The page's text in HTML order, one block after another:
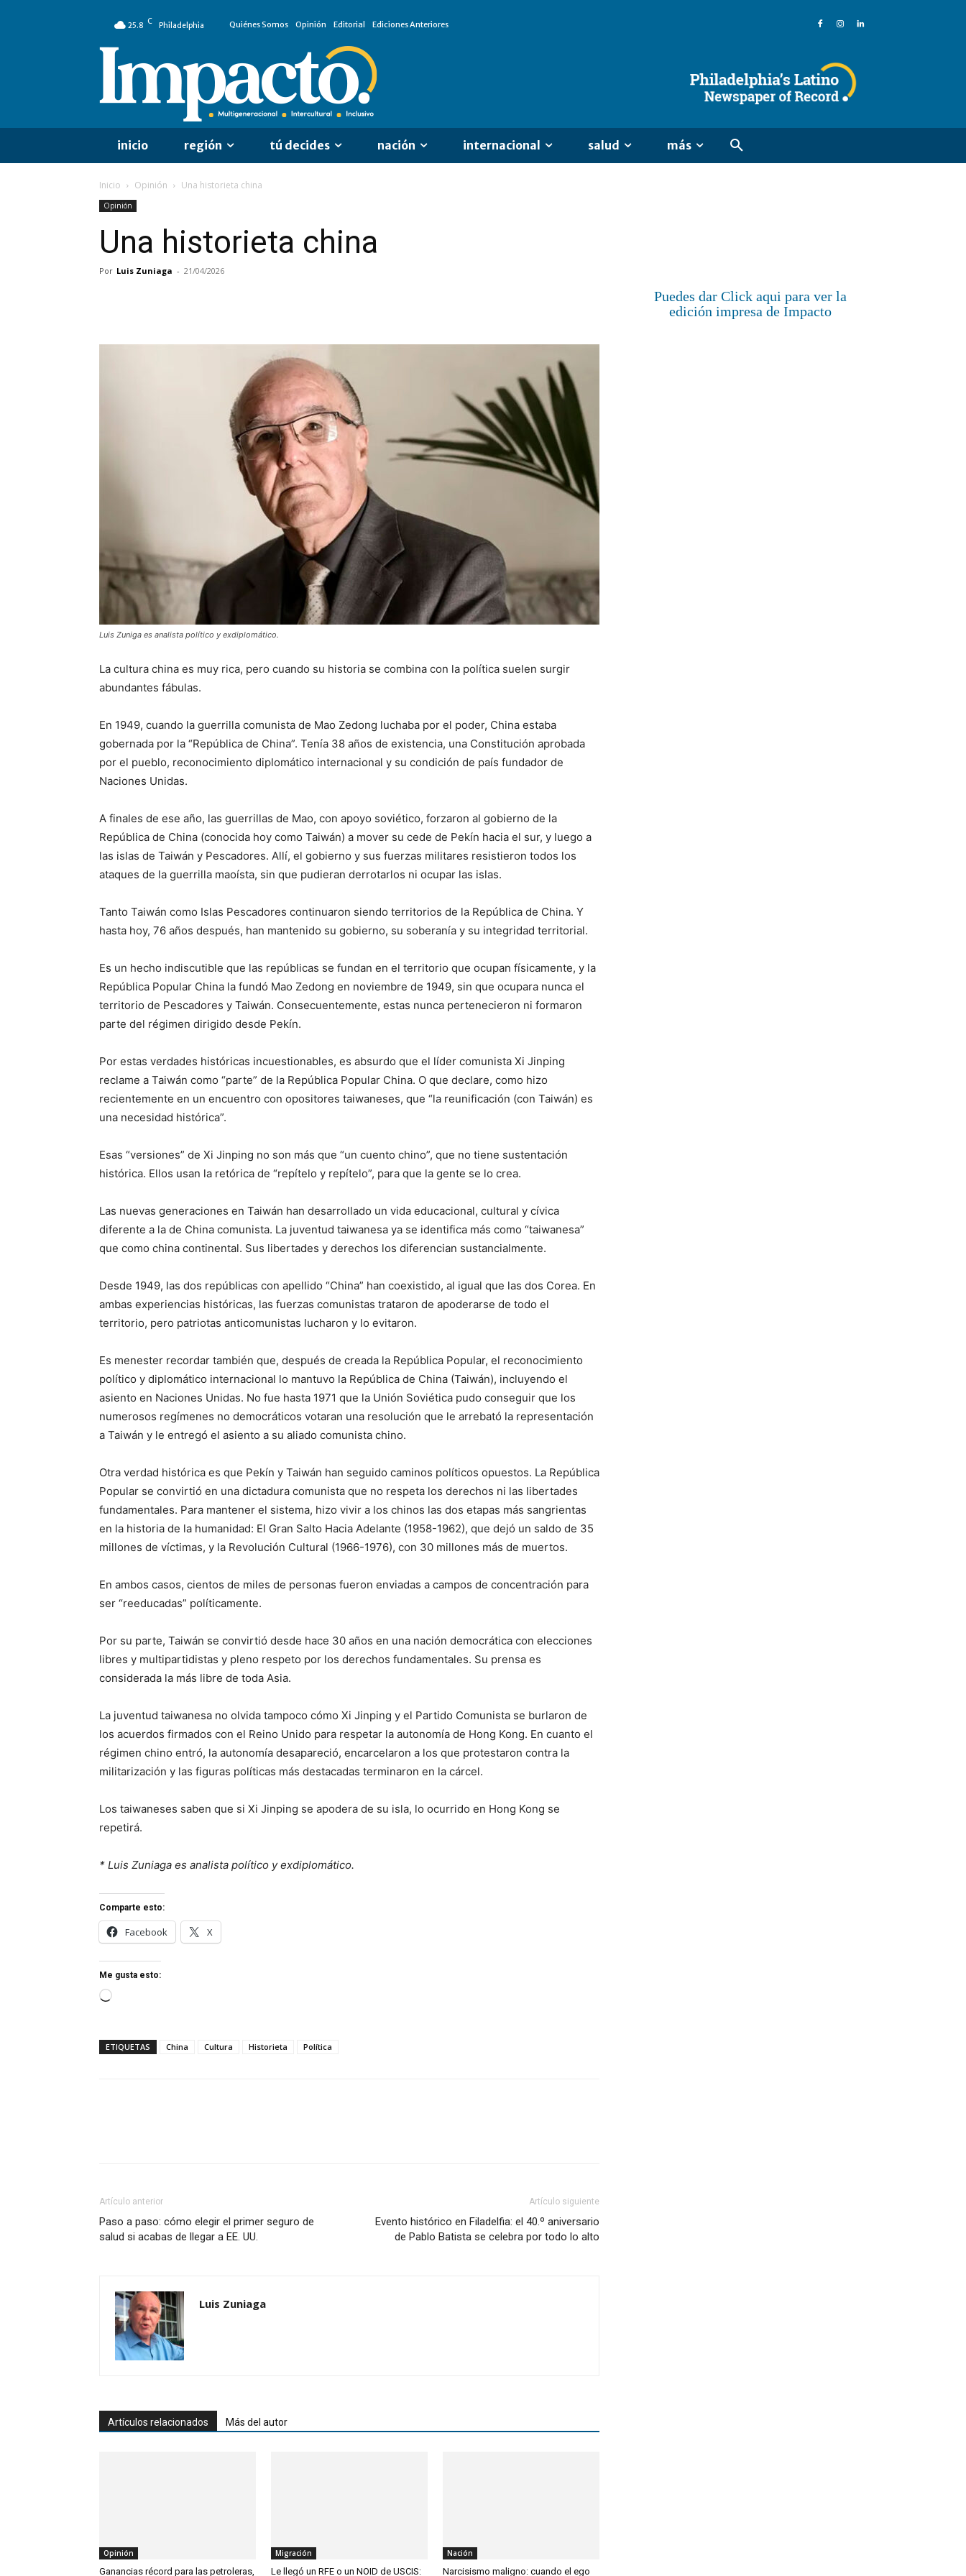
25.8 C Philadelphia Quiénes Somos Opinión Editorial Ediciones Anteriores
inicio región tú decides nación internacional salud más
Inicio Opinión Una historieta china
Opinión
Una historieta china
Por Luis Zuniaga - 21/04/2026
Luis Zuniga es analista político y exdiplomático.
La cultura china es muy rica, pero cuando su historia se combina con la política suelen surgir
abundantes fábulas.
En 1949, cuando la guerrilla comunista de Mao Zedong luchaba por el poder, China estaba
gobernada por la “República de China”. Tenía 38 años de existencia, una Constitución aprobada
por el pueblo, reconocimiento diplomático internacional y su condición de país fundador de
Naciones Unidas.
A finales de ese año, las guerrillas de Mao, con apoyo soviético, forzaron al gobierno de la
República de China (conocida hoy como Taiwán) a mover su cede de Pekín hacia el sur, y luego a
las islas de Taiwán y Pescadores. Allí, el gobierno y sus fuerzas militares resistieron todos los
ataques de la guerrilla maoísta, sin que pudieran derrotarlos ni ocupar las islas.
Tanto Taiwán como Islas Pescadores continuaron siendo territorios de la República de China. Y
hasta hoy, 76 años después, han mantenido su gobierno, su soberanía y su integridad territorial.
Es un hecho indiscutible que las repúblicas se fundan en el territorio que ocupan físicamente, y la
República Popular China la fundó Mao Zedong en noviembre de 1949, sin que ocupara nunca el
territorio de Pescadores y Taiwán. Consecuentemente, estas nunca pertenecieron ni formaron
parte del régimen dirigido desde Pekín.
Por estas verdades históricas incuestionables, es absurdo que el líder comunista Xi Jinping
reclame a Taiwán como “parte” de la República Popular China. O que declare, como hizo
recientemente en un encuentro con opositores taiwaneses, que “la reunificación (con Taiwán) es
una necesidad histórica”.
Esas “versiones” de Xi Jinping no son más que “un cuento chino”, que no tiene sustentación
histórica. Ellos usan la retórica de “repítelo y repítelo”, para que la gente se lo crea.
Las nuevas generaciones en Taiwán han desarrollado un vida educacional, cultural y cívica
diferente a la de China comunista. La juventud taiwanesa ya se identifica más como “taiwanesa”
que como china continental. Sus libertades y derechos los diferencian sustancialmente.
Desde 1949, las dos repúblicas con apellido “China” han coexistido, al igual que las dos Corea. En
ambas experiencias históricas, las fuerzas comunistas trataron de apoderarse de todo el
territorio, pero patriotas anticomunistas lucharon y lo evitaron.
Es menester recordar también que, después de creada la República Popular, el reconocimiento
político y diplomático internacional lo mantuvo la República de China (Taiwán), incluyendo el
asiento en Naciones Unidas. No fue hasta 1971 que la Unión Soviética pudo conseguir que los
numerosos regímenes no democráticos votaran una resolución que le arrebató la representación
a Taiwán y le entregó el asiento a su aliado comunista chino.
Otra verdad histórica es que Pekín y Taiwán han seguido caminos políticos opuestos. La República
Popular se convirtió en una dictadura comunista que no respeta los derechos ni las libertades
fundamentales. Para mantener el sistema, hizo vivir a los chinos las dos etapas más sangrientas
en la historia de la humanidad: El Gran Salto Hacia Adelante (1958-1962), que dejó un saldo de 35
millones de víctimas, y la Revolución Cultural (1966-1976), con 30 millones más de muertos.
En ambos casos, cientos de miles de personas fueron enviadas a campos de concentración para
ser “reeducadas” políticamente.
Por su parte, Taiwán se convirtió desde hace 30 años en una nación democrática con elecciones
libres y multipartidistas y pleno respeto por los derechos fundamentales. Su prensa es
considerada la más libre de toda Asia.
La juventud taiwanesa no olvida tampoco cómo Xi Jinping y el Partido Comunista se burlaron de
los acuerdos firmados con el Reino Unido para respetar la autonomía de Hong Kong. En cuanto el
régimen chino entró, la autonomía desapareció, encarcelaron a los que protestaron contra la
militarización y las figuras políticas más destacadas terminaron en la cárcel.
Los taiwaneses saben que si Xi Jinping se apodera de su isla, lo ocurrido en Hong Kong se
repetirá.
* Luis Zuniaga es analista político y exdiplomático.
Comparte esto:
Facebook X
Me gusta esto:
Cargando...
ETIQUETAS China Cultura Historieta Política
Artículo anterior
Paso a paso: cómo elegir el primer seguro de
salud si acabas de llegar a EE. UU.
Artículo siguiente
Evento histórico en Filadelfia: el 40.º aniversario
de Pablo Batista se celebra por todo lo alto
Luis Zuniaga
Artículos relacionados Más del autor
Opinión
Ganancias récord para las petroleras,
Migración
Le llegó un RFE o un NOID de USCIS:
Nación
Narcisismo maligno: cuando el ego
Puedes dar Click aqui para ver la
edición impresa de Impacto